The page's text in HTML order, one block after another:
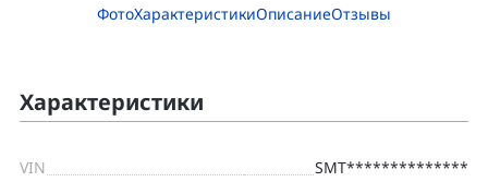
ФотоХарактеристикиОписаниеОтзывы
Характеристики
VIN SMT**************